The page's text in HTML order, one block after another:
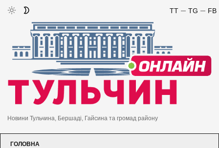
FB
TG
TT
Новини Тульчина, Бершаді, Гайсина та громад району
ГОЛОВНА